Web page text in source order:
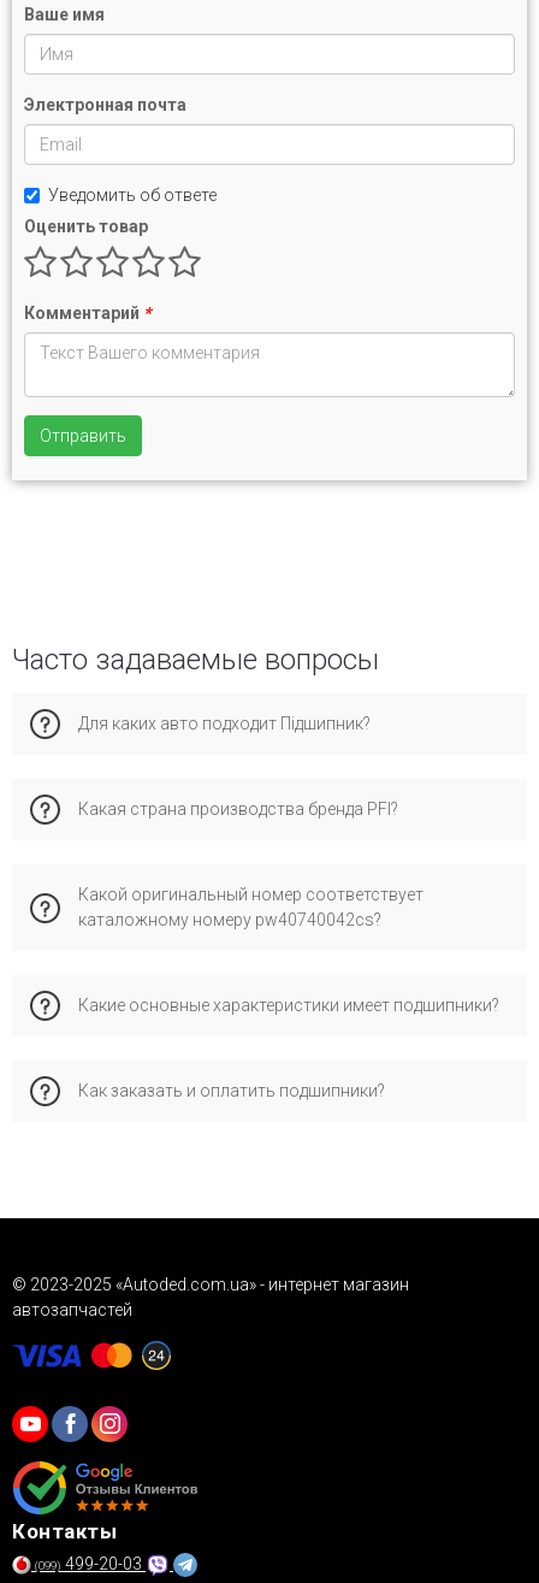
Ваше имя
Электронная почта
Уведомить об ответе
Оценить товар
Комментарий *
Отправить
Часто задаваемые вопросы
Для каких авто подходит Підшипник?
VIN-коду для максимальной точности подбора во
Какая страна производства бренда PFI?
на сертифицированных запчастях для европейских
автомобилей. Его выбирают за надежное качество,
Какой оригинальный номер соответствует
каталожному номеру pw40740042cs?
оригинальный номер OEM: 9008036149, 9008036176,
Какие основные характеристики имеет подшипники?
диаметр [мм] - 74; ширина (мм) - 42...
Как заказать и оплатить подшипники?
© 2023-2025 «Autoded.com.ua» - интернет магазин
автозапчастей
Контакты
(099) 499-20-03